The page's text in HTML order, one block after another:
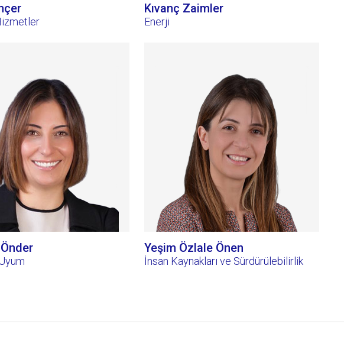
Kıvanç Zaimler
Enerji
Yeşim Özlale Önen
İnsan Kaynakları ve Sürdürülebilirlik